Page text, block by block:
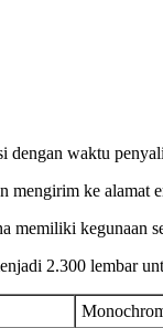
dengan waktu
mengirim ke alamat
memiliki kegunaan
2.300 lembar